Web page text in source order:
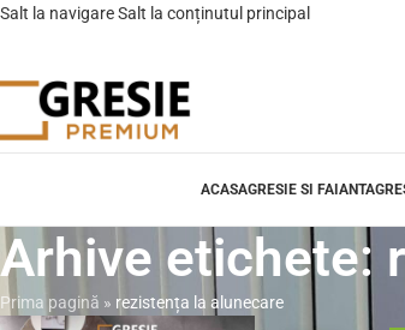
Salt la navigareSalt la conținutul principal
ACASAGRESIE SI FAIANTA
Arhive etichete:
Prima pagină » rezistența la alunecare